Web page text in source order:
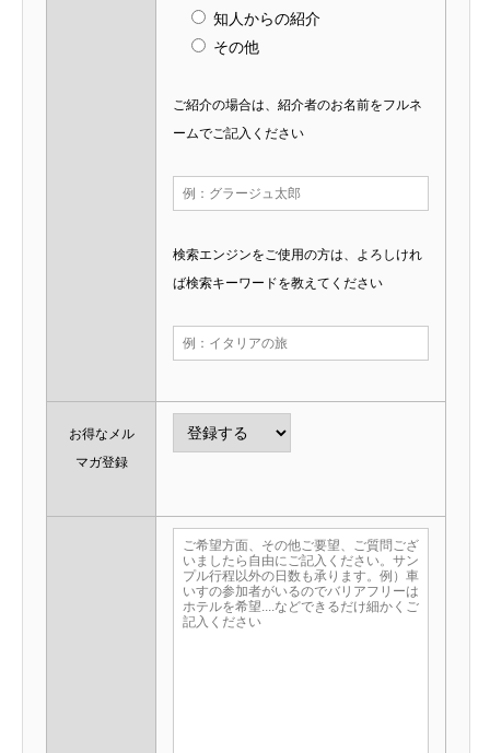
知人からの紹介
その他
ご紹介の場合は、紹介者のお名前をフルネ
ームでご記入ください
検索エンジンをご使用の方は、よろしけれ
ば検索キーワードを教えてください
お得なメル
マガ登録